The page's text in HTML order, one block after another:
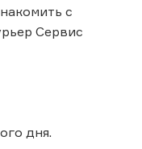
с
Сервис
дня.